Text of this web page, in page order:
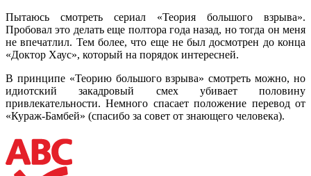
Пытаюсь смотреть сериал «Теория большого взрыва».
Пробовал это делать еще полтора года назад, но тогда он меня
не впечатлил. Тем более, что еще не был досмотрен до конца
«Доктор Хаус», который на порядок интересней.
В принципе «Теорию большого взрыва» смотреть можно, но
идиотский закадровый смех убивает половину
привлекательности. Немного спасает положение перевод от
«Кураж-Бамбей» (спасибо за совет от знающего человека).